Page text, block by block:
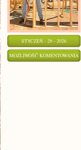
STYCZEŃ - 29 - 2026
MOŻLIWOŚĆ KOMENTOWANIA